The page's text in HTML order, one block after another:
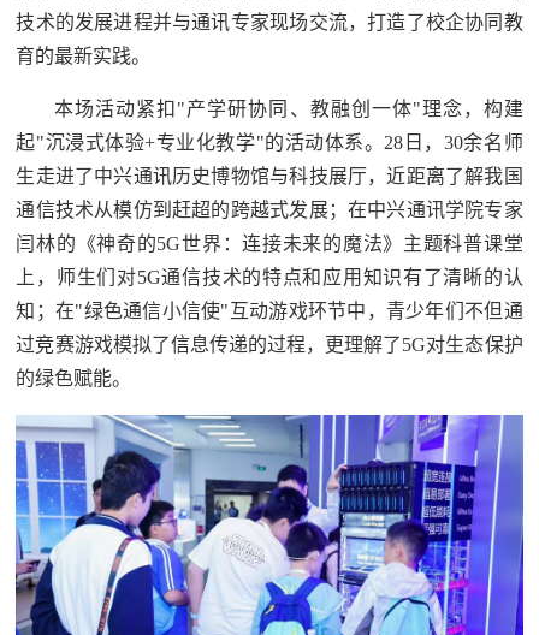
技术的发展进程并与通讯专家现场交流，打造了校企协同教
育的最新实践。
本场活动紧扣"产学研协同、教融创一体"理念，构建
起"沉浸式体验+专业化教学"的活动体系。28日，30余名师
生走进了中兴通讯历史博物馆与科技展厅，近距离了解我国
通信技术从模仿到赶超的跨越式发展；在中兴通讯学院专家
闫林的《神奇的5G世界：连接未来的魔法》主题科普课堂
上，师生们对5G通信技术的特点和应用知识有了清晰的认
知；在"绿色通信小信使"互动游戏环节中，青少年们不但通
过竞赛游戏模拟了信息传递的过程，更理解了5G对生态保护
的绿色赋能。